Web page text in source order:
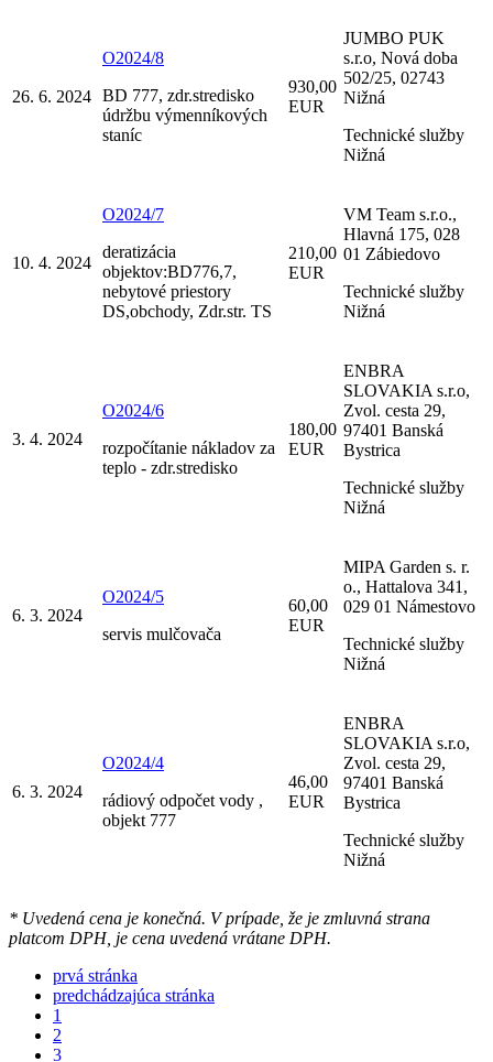
26. 6. 2024
O2024/8
BD 777, zdr.stredisko
údržbu výmenníkových
staníc
930,00
EUR
JUMBO PUK
s.r.o, Nová doba
502/25, 02743
Nižná
Technické služby
Nižná
10. 4. 2024
O2024/7
deratizácia
objektov:BD776,7,
nebytové priestory
DS,obchody, Zdr.str. TS
210,00
EUR
VM Team s.r.o.,
Hlavná 175, 028
01 Zábiedovo
Technické služby
Nižná
3. 4. 2024
O2024/6
rozpočítanie nákladov za
teplo - zdr.stredisko
180,00
EUR
ENBRA
SLOVAKIA s.r.o,
Zvol. cesta 29,
97401 Banská
Bystrica
Technické služby
Nižná
6. 3. 2024
O2024/5
servis mulčovača
60,00
EUR
MIPA Garden s. r.
o., Hattalova 341,
029 01 Námestovo
Technické služby
Nižná
6. 3. 2024
O2024/4
rádiový odpočet vody ,
objekt 777
46,00
EUR
ENBRA
SLOVAKIA s.r.o,
Zvol. cesta 29,
97401 Banská
Bystrica
Technické služby
Nižná
* Uvedená cena je konečná. V prípade, že je zmluvná strana
platcom DPH, je cena uvedená vrátane DPH.
prvá stránka
predchádzajúca stránka
1
2
3